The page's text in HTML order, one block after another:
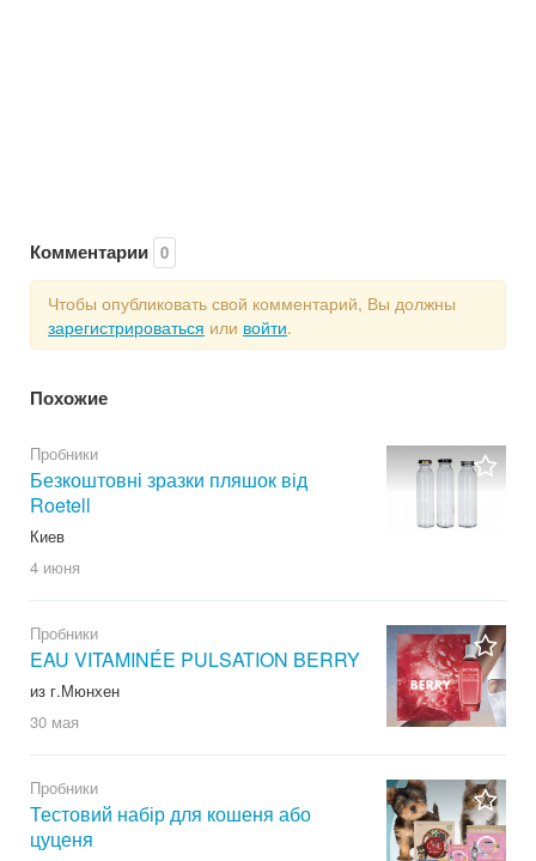
Комментарии 0
Чтобы опубликовать свой комментарий, Вы должны
зарегистрироваться или войти.
Похожие
Пробники
Безкоштовні зразки пляшок від
Roetell
Киев
4 июня
Пробники
EAU VITAMINÉE PULSATION BERRY
из г.Мюнхен
30 мая
Пробники
Тестовий набір для кошеня або
цуценя